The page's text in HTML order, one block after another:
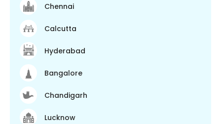
Chennai
Calcutta
Hyderabad
Bangalore
Chandigarh
Lucknow